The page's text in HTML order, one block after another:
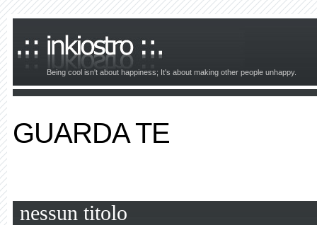
Being cool isn't about happiness; It's about making other people unhappy.
GUARDA TE
nessun titolo